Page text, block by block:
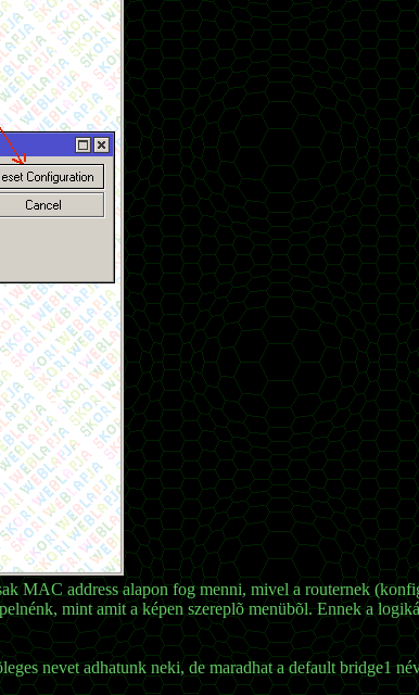
MAC address alapon fog menni, mivel a routernek
mint amit a képen szereplõ menübõl. Ennek a
nevet adhatunk neki, de maradhat a default bridge1